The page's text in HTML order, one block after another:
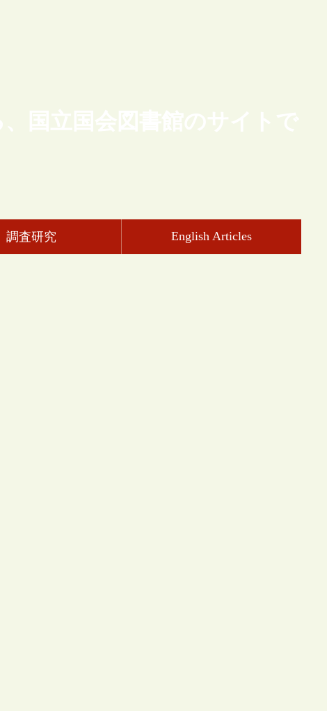
国立国会図書館のサイトで
調査研究 English Articles